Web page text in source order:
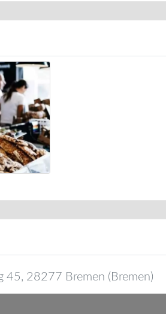
45, 28277 Bremen ( Bremen)